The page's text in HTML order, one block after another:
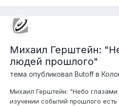
Михаил Герштейн:
людей прошлого"
тема опубликовал Butoff в
Михаил Герштейн: "Небо
изучении событий прошлого